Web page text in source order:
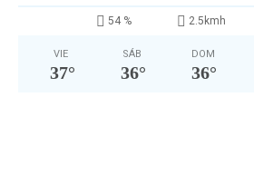
54 % 2.5kmh
VIE
37°
SÁB
36°
DOM
36°